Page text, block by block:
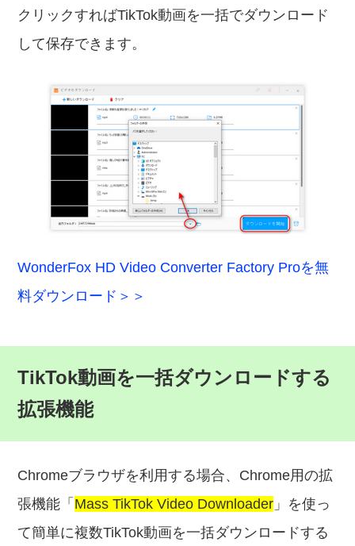
クリックすればTikTok動画を一括でダウンロード
して保存できます。
WonderFox HD Video Converter Factory Proを無
料ダウンロード＞＞
TikTok動画を一括ダウンロードする
拡張機能
Chromeブラウザを利用する場合、Chrome用の拡
張機能「 Mass TikTok Video Downloader 」を使っ
て簡単に複数TikTok動画を一括ダウンロードする